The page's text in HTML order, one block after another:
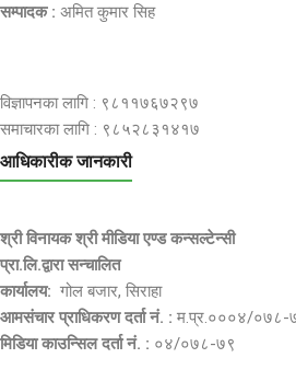
सम्पादक : अमित कुमार सिह
विज्ञापनका लागि : ९८११७६७२९७
समाचारका लागि : ९८५२८३१४१७
आधिकारीक जानकारी
श्री विनायक श्री मीडिया एण्ड कन्सल्टेन्सी
प्रा.लि.द्वारा सन्चालित
कार्यालय: गोल बजार, सिराहा
आमसंचार प्राधिकरण दर्ता नं. : म.प्र.०००४/०७८-
मिडिया काउन्सिल दर्ता नं. : ०४/०७८-७९